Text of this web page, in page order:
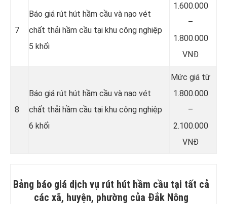
7
Báo giá rút hút hầm cầu và nạo vét
chất thải hầm cầu tại khu công nghiệp
5 khối
1.600.000
–
1.800.000
VNĐ
8
Báo giá rút hút hầm cầu và nạo vét
chất thải hầm cầu tại khu công nghiệp
6 khối
Mức giá từ
1.800.000
–
2.100.000
VNĐ
Bảng báo giá dịch vụ rút hút hầm cầu tại tất cả
các xã, huyện, phường của Đắk Nông